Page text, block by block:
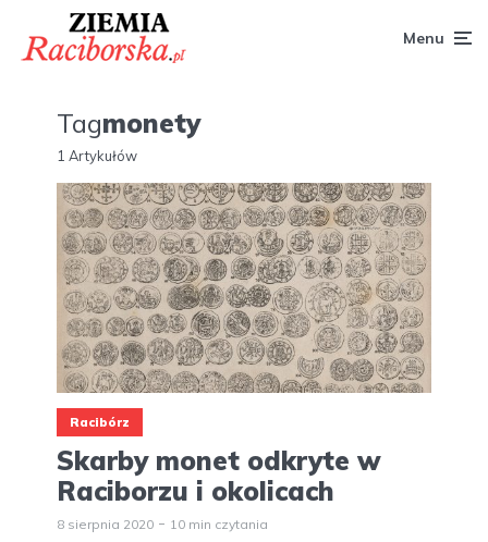
Menu
Tagmonety
1 Artykułów
Racibórz
Skarby monet odkryte w
Raciborzu i okolicach
8 sierpnia 2020 10 min czytania